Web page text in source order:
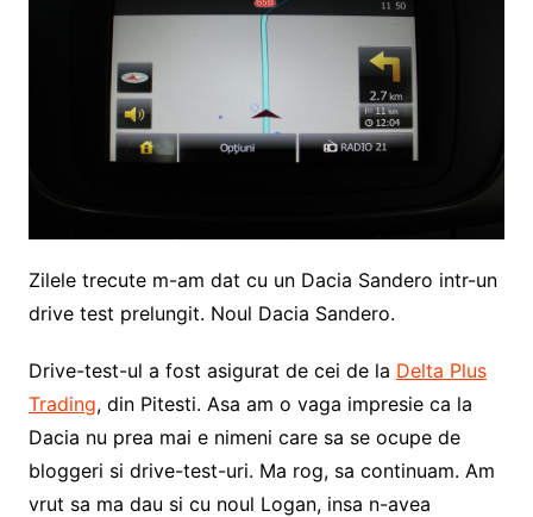
Zilele trecute m-am dat cu un Dacia Sandero intr-un
drive test prelungit. Noul Dacia Sandero.
Drive-test-ul a fost asigurat de cei de la Delta Plus
Trading, din Pitesti. Asa am o vaga impresie ca la
Dacia nu prea mai e nimeni care sa se ocupe de
bloggeri si drive-test-uri. Ma rog, sa continuam. Am
vrut sa ma dau si cu noul Logan, insa n-avea